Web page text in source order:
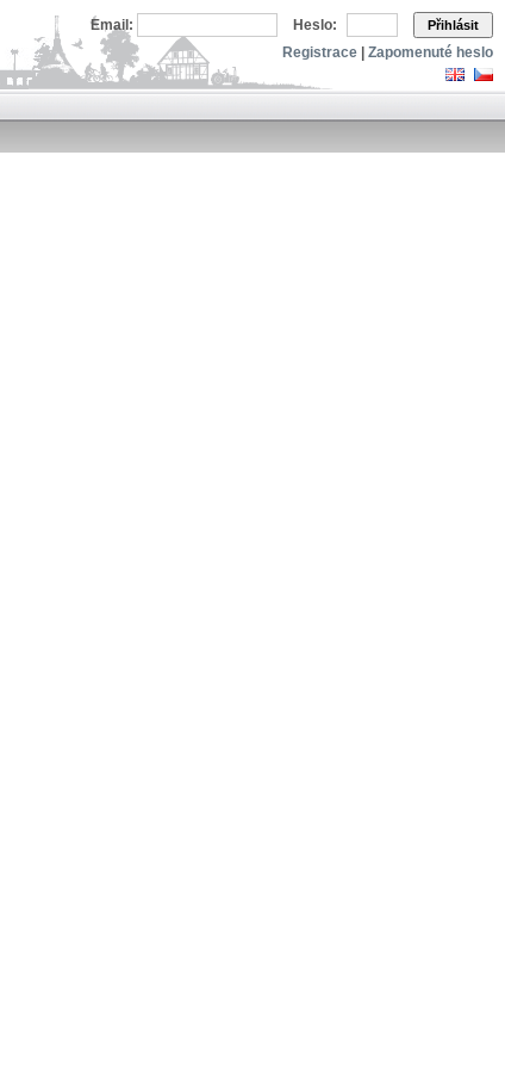
Email: Heslo: Přihlásit
Registrace Zapomenuté heslo